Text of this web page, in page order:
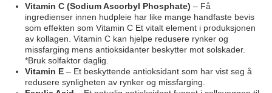
Vitamin C (Sodium Ascorbyl Phosphate) – Få
ingredienser innen hudpleie har like mange handfaste bevis
som effekten som Vitamin C Et vitalt element i produksjonen
av kollagen. Vitamin C kan hjelpe redusere rynker og
missfarging mens antioksidanter beskytter mot solskader.
*Bruk solfaktor daglig.
Vitamin E– Et beskyttende antioksidant som har vist seg å
redusere synligheten av rynker og missfarging.